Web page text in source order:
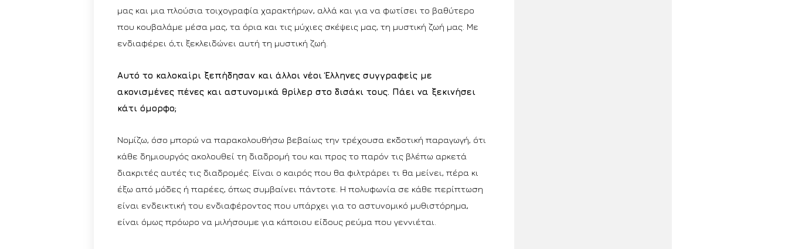
μας και μια πλούσια τοιχογραφία χαρακτήρων, αλλά και για να φωτίσει το βαθύτερο
που κουβαλάμε μέσα μας, τα όρια και τις μύχιες σκέψεις μας, τη μυστική ζωή μας. Με
ενδιαφέρει ό,τι ξεκλειδώνει αυτή τη μυστική ζωή.
Αυτό το καλοκαίρι ξεπήδησαν και άλλοι νέοι Έλληνες συγγραφείς με
ακονισμένες πένες και αστυνομικά θρίλερ στο δισάκι τους. Πάει να ξεκινήσει
κάτι όμορφο;
Νομίζω, όσο μπορώ να παρακολουθήσω βεβαίως την τρέχουσα εκδοτική παραγωγή, ότι
κάθε δημιουργός ακολουθεί τη διαδρομή του και προς το παρόν τις βλέπω αρκετά
διακριτές αυτές τις διαδρομές. Είναι ο καιρός που θα φιλτράρει τι θα μείνει, πέρα κι
έξω από μόδες ή παρέες, όπως συμβαίνει πάντοτε. Η πολυφωνία σε κάθε περίπτωση
είναι ενδεικτική του ενδιαφέροντος που υπάρχει για το αστυνομικό μυθιστόρημα,
είναι όμως πρόωρο να μιλήσουμε για κάποιου είδους ρεύμα που γεννιέται.